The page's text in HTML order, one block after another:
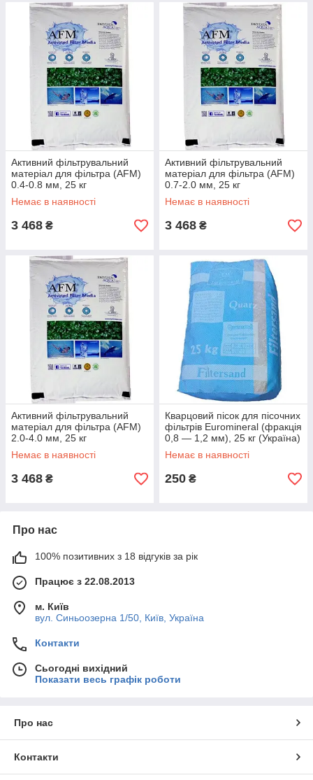
Активний фільтрувальний
матеріал для фільтра (AFM)
0.4-0.8 мм, 25 кг
Немає в наявності
3 468 ₴
Активний фільтрувальний
матеріал для фільтра (AFM)
0.7-2.0 мм, 25 кг
Немає в наявності
3 468 ₴
Активний фільтрувальний
матеріал для фільтра (AFM)
2.0-4.0 мм, 25 кг
Немає в наявності
3 468 ₴
Кварцовий пісок для пісочних
фільтрів Euromineral (фракція
0,8 — 1,2 мм), 25 кг (Україна)
Немає в наявності
250 ₴
Про нас
100% позитивних з 18 відгуків за рік
Працює з 22.08.2013
м. Київ
вул. Синьоозерна 1/50, Київ, Україна
Контакти
Сьогодні вихідний
Показати весь графік роботи
Про нас
Контакти